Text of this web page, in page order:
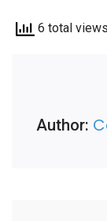
6 total views
Author: